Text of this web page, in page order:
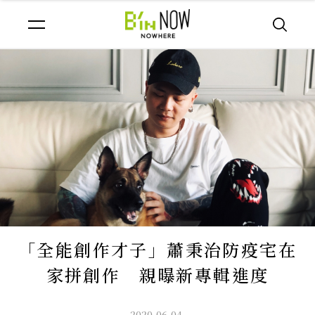
「全能創作才子」蕭秉治防疫宅在
家拼創作 親曝新專輯進度